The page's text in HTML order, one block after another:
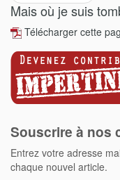
Mais où je suis
Télécharger cette
Souscrire à nos
Entrez votre adresse
chaque nouvel article.